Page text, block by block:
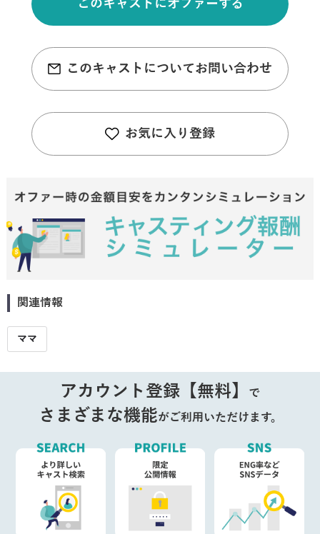
このキャストにオファーする
このキャストについてお問い合わせ
お気に入り登録
関連情報
ママ
アカウント登録【無料】 で
さまざまな機能がご利用いただけます。